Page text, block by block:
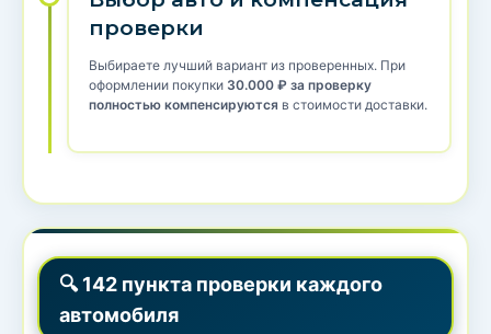
проверки
Выбираете лучший вариант из проверенных. При
оформлении покупки 30.000 ₽ за проверку
полностью компенсируются в стоимости доставки.
🔍 142 пункта проверки каждого
автомобиля